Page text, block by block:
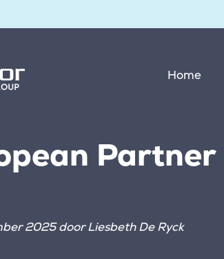
Home
2025 door Liesbeth De Ryck